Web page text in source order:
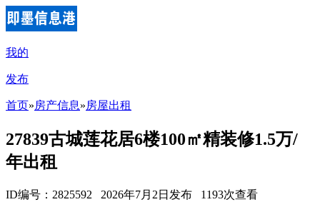
我的
发布
首页»房产信息»房屋出租
27839古城莲花居6楼100㎡精装修1.5万/
年出租
ID编号：2825592 2026年7月2日发布 1193次查看